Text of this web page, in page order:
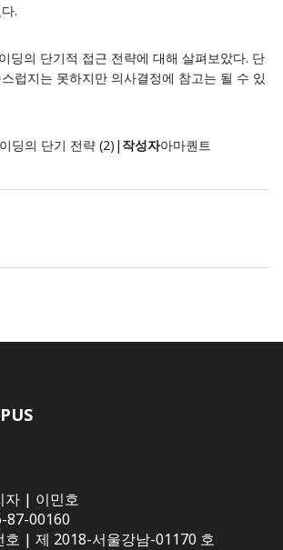
.
딩의 단기적 접근 전략에 대해 살펴보았다. 단
럽지는 못하지만 의사결정에 참고는 될 수 있
딩의 단기 전략 (2) | 작성자아마퀀트
자 | 이민호
87-00160
호 | 제 2018-서울강남-01170 호